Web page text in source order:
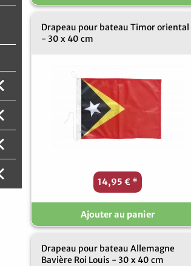
Drapeau pour bateau Timor oriental
- 30 x 40 cm
14,95 € *
Ajouter au panier
Drapeau pour bateau Allemagne
Bavière Roi Louis - 30 x 40 cm